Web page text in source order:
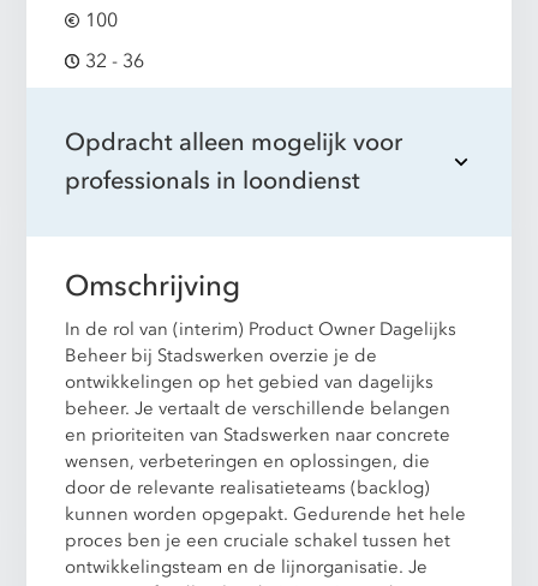
100
32 - 36
Opdracht alleen mogelijk voor
professionals in loondienst
Omschrijving
In de rol van (interim) Product Owner Dagelijks
Beheer bij Stadswerken overzie je de
ontwikkelingen op het gebied van dagelijks
beheer. Je vertaalt de verschillende belangen
en prioriteiten van Stadswerken naar concrete
wensen, verbeteringen en oplossingen, die
door de relevante realisatieteams (backlog)
kunnen worden opgepakt. Gedurende het hele
proces ben je een cruciale schakel tussen het
ontwikkelingsteam en de lijnorganisatie. Je